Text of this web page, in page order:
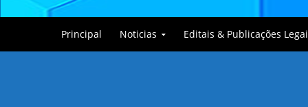
Principal Noticias Editais & Publicações